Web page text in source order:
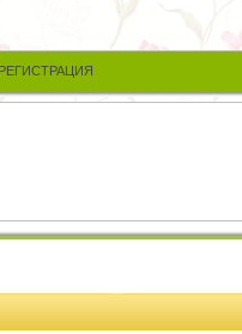
РЕГИСТРАЦИЯ